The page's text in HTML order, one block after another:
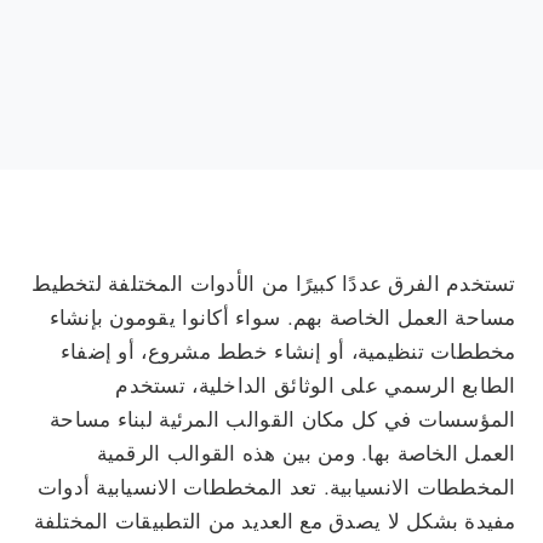
تستخدم الفرق عددًا كبيرًا من الأدوات المختلفة لتخطيط
مساحة العمل الخاصة بهم. سواء أكانوا يقومون بإنشاء
مخططات تنظيمية، أو إنشاء خطط مشروع، أو إضفاء
الطابع الرسمي على الوثائق الداخلية، تستخدم
المؤسسات في كل مكان القوالب المرئية لبناء مساحة
العمل الخاصة بها. ومن بين هذه القوالب الرقمية
المخططات الانسيابية. تعد المخططات الانسيابية أدوات
مفيدة بشكل لا يصدق مع العديد من التطبيقات المختلفة